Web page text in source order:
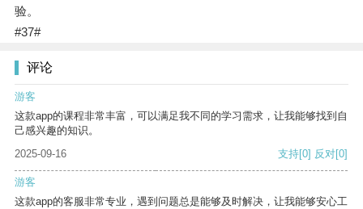
验。
#37#
评论
游客
这款app的课程非常丰富，可以满足我不同的学习需求，让我能够找到自
己感兴趣的知识。
2025-09-16
支持[0] 反对[0]
游客
这款app的客服非常专业，遇到问题总是能够及时解决，让我能够安心工